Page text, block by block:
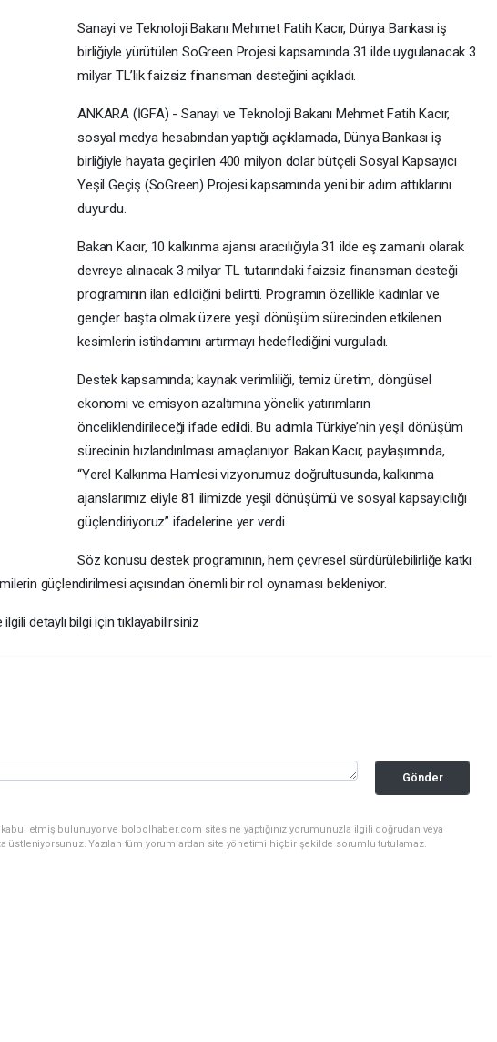
Sanayi ve Teknoloji Bakanı Mehmet Fatih Kacır, Dünya Bankası iş
birliğiyle yürütülen SoGreen Projesi kapsamında 31 ilde uygulanacak 3
milyar TL’lik faizsiz finansman desteğini açıkladı.
ANKARA (İGFA) - Sanayi ve Teknoloji Bakanı Mehmet Fatih Kacır,
sosyal medya hesabından yaptığı açıklamada, Dünya Bankası iş
birliğiyle hayata geçirilen 400 milyon dolar bütçeli Sosyal Kapsayıcı
Yeşil Geçiş (SoGreen) Projesi kapsamında yeni bir adım attıklarını
duyurdu.
Bakan Kacır, 10 kalkınma ajansı aracılığıyla 31 ilde eş zamanlı olarak
devreye alınacak 3 milyar TL tutarındaki faizsiz finansman desteği
programının ilan edildiğini belirtti. Programın özellikle kadınlar ve
gençler başta olmak üzere yeşil dönüşüm sürecinden etkilenen
kesimlerin istihdamını artırmayı hedeflediğini vurguladı.
Destek kapsamında; kaynak verimliliği, temiz üretim, döngüsel
ekonomi ve emisyon azaltımına yönelik yatırımların
önceliklendirileceği ifade edildi. Bu adımla Türkiye’nin yeşil dönüşüm
sürecinin hızlandırılması amaçlanıyor. Bakan Kacır, paylaşımında,
“Yerel Kalkınma Hamlesi vizyonumuz doğrultusunda, kalkınma
ajanslarımız eliyle 81 ilimizde yeşil dönüşümü ve sosyal kapsayıcılığı
güçlendiriyoruz” ifadelerine yer verdi.
Söz konusu destek programının, hem çevresel sürdürülebilirliğe katkı
güçlendirilmesi açısından önemli bir rol oynaması bekleniyor.
detaylı bilgi için tıklayabilirsiniz
Gönder
kabul etmiş bulunuyor ve bolbolhaber.com sitesine yaptığınız yorumunuzla ilgili doğrudan veya
üstleniyorsunuz. Yazılan tüm yorumlardan site yönetimi hiçbir şekilde sorumlu tutulamaz.